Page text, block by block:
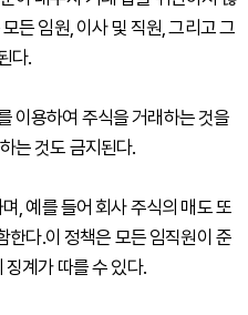
든 임원, 이사 및 직원, 그리고 그
다.
이용하여 주식을 거래하는 것을
는 것도 금지된다.
, 예를 들어 회사 주식의 매도 또
한다.이 정책은 모든 임직원이 준
징계가 따를 수 있다.